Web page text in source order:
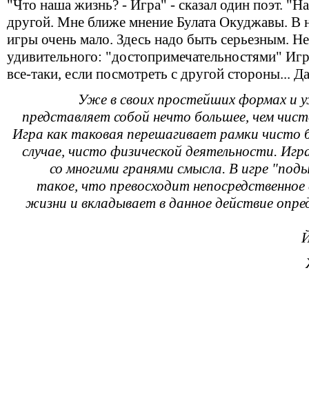
"Что наша жизнь? - Игра" - сказал один поэт.
другой. Мне ближе мнение Булата Окуджавы. В
игры очень мало. Здесь надо быть серьезным.
удивительного: "достопримечательностями"
все-таки, если посмотреть с другой стороны...
Уже в своих простейших формах и
представляет собой нечто большее, чем
Игра как таковая перешагивает рамки чисто
случае, чисто физической деятельности.
со многими гранями смысла. В игре
такое, что превосходит
жизни и вкладывает в данное действие